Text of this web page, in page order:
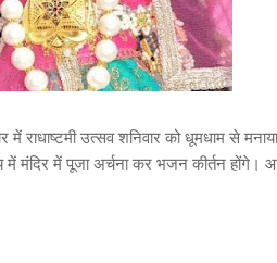
राधाष्टमी उत्सव शनिवार को धूमधाम से
में मंदिर में पूजा अर्चना कर भजन कीर्तन होंगे।